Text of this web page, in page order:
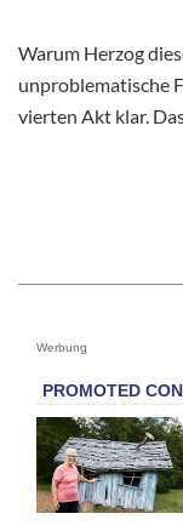
Warum Herzog
unproblematische
vierten Akt klar.
Werbung